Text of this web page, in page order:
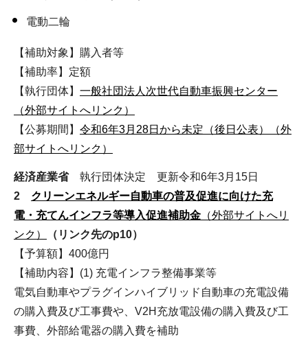
電動二輪
【補助対象】購入者等
【補助率】定額
【執行団体】 一般社団法人次世代自動車振興センター
（外部サイトへリンク）
【公募期間】 令和6年3月28日から未定（後日公表）（外
部サイトへリンク）
経済産業省執行団体決定 更新令和6年3月15日
2 クリーンエネルギー自動車の普及促進に向けた充
電・充てんインフラ等導入促進補助金 （外部サイトへリ
ンク）
（リンク先のp10）
【予算額】400億円
【補助内容】(1) 充電インフラ整備事業等
電気自動車やプラグインハイブリッド自動車の充電設備
の購入費及び工事費や、V2H充放電設備の購入費及び工
事費、外部給電器の購入費を補助